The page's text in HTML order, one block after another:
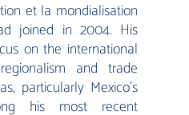
et la mondialisation
joined in 2004. His
on the international
and trade
particularly Mexico’s
his most recent